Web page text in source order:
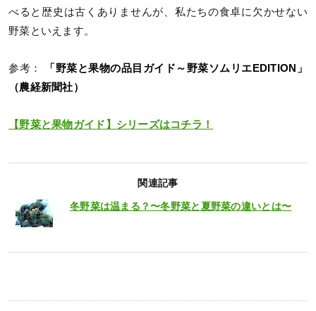
べると歴史は古くありませんが、私たちの食卓に欠かせない
野菜といえます。
参考：
「野菜と果物の品目ガイド～野菜ソムリエEDITION」
（農経新聞社）
【野菜と果物ガイド】シリーズはコチラ！
関連記事
冬野菜は温まる？〜冬野菜と夏野菜の違いとは〜